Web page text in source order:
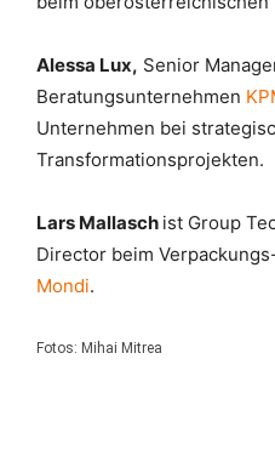
Alessa Lux, Senior
Beratungsunternehmen
Unternehmen bei
Transformationsprojekten.
Lars Mallasch ist Group
Director beim
Mondi.
Fotos: Mihai Mitrea